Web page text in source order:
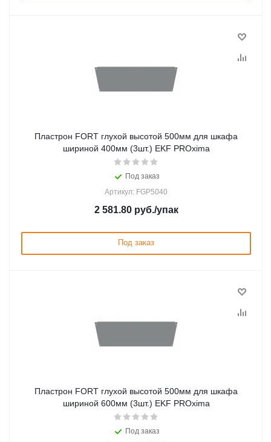
Пластрон FORT глухой высотой 500мм для шкафа
шириной 400мм (3шт.) EKF PROxima
Под заказ
Артикул: FGP5040
2 581.80руб./упак
Под заказ
Пластрон FORT глухой высотой 500мм для шкафа
шириной 600мм (3шт.) EKF PROxima
Под заказ